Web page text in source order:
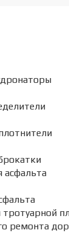
ремонта